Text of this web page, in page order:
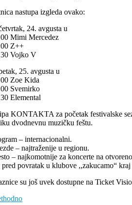
nastupa izgleda ovako:
24. avgusta u
Mimi Mercedez
Z++
Vojko V
25. avgusta u
Zoe Kida
Svemirko
Elemental
KONTAKTA za početak festivalske
dvodnevnu muzičku feštu.
– internacionalni.
– najtraženije u regionu.
– najkomotnije za koncerte na
pred povratak u klubove ,,zakucamo“
su još uvek dostupne na Ticket